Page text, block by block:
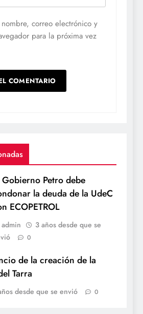
correo electrónico y
para la próxima vez
Gobierno Petro debe
la deuda de la UdeC
ECOPETROL
admin
3 años desde que se
0
de la creación de la
Tarra
desde que se envió 0